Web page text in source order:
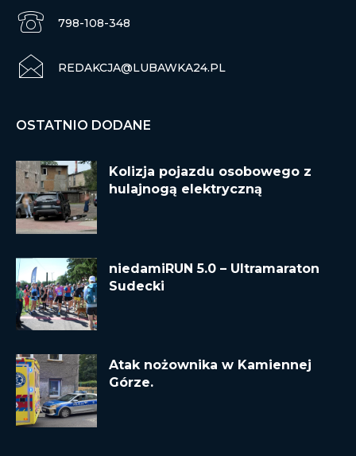
798-108-348
REDAKCJA@LUBAWKA24.PL
OSTATNIO DODANE
Kolizja pojazdu osobowego z
hulajnogą elektryczną
niedamiRUN 5.0 – Ultramaraton
Sudecki
Atak nożownika w Kamiennej
Górze.